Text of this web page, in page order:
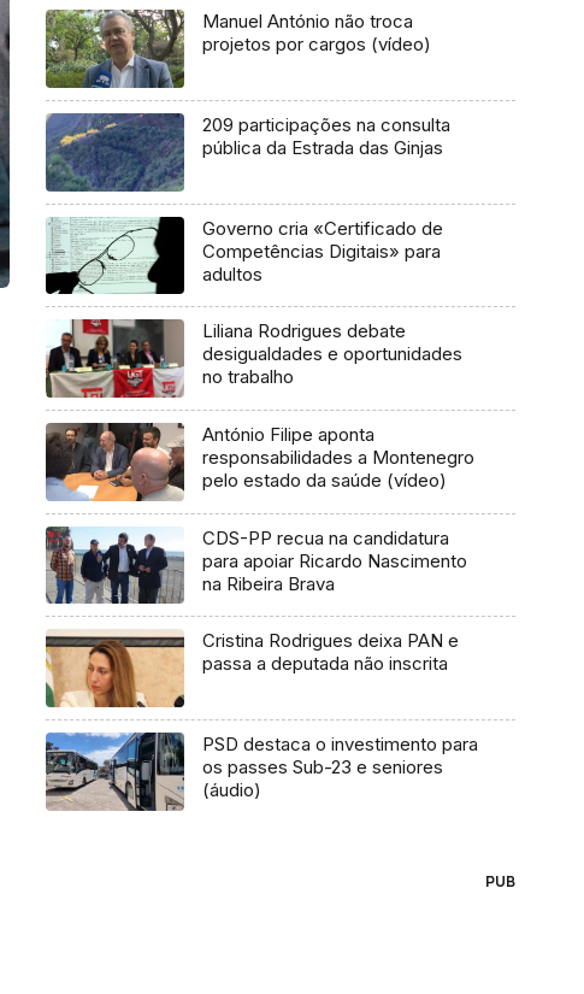
Manuel António não troca
projetos por cargos (vídeo)
209 participações na consulta
pública da Estrada das Ginjas
Governo cria «Certificado de
Competências Digitais» para
adultos
Liliana Rodrigues debate
desigualdades e oportunidades
no trabalho
António Filipe aponta
responsabilidades a Montenegro
pelo estado da saúde (vídeo)
CDS-PP recua na candidatura
para apoiar Ricardo Nascimento
na Ribeira Brava
Cristina Rodrigues deixa PAN e
passa a deputada não inscrita
PSD destaca o investimento para
os passes Sub-23 e seniores
(áudio)
PUB